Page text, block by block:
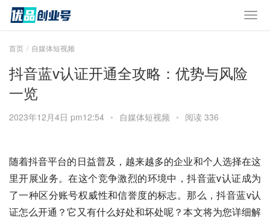
首页 自媒体短视频
抖音蓝v认证开通全攻略：优势与风险
一览
2023年12月4日 pm12:54 • 自媒体短视频 • 阅读 336
随着抖音平台的日益普及，越来越多的企业和个人选择在这
里开展业务。在这个竞争激烈的环境中，抖音蓝v认证成为
了一种区分账号权威性和信誉度的标志。那么，抖音蓝v认
证怎么开通？它又有什么好处和坏处呢？本文将为您详细解